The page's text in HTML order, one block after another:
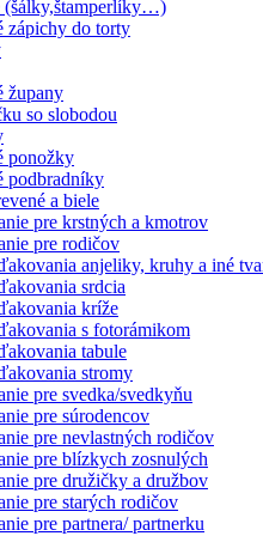
(šálky,štamperlíky…)
zápichy do torty
župany
so slobodou
ponožky
podbradníky
a biele
pre krstných a kmotrov
pre rodičov
anjeliky, kruhy a iné
srdcia
kríže
s fotorámikom
tabule
stromy
pre svedka/svedkyňu
pre súrodencov
pre nevlastných rodičov
pre blízkych zosnulých
pre družičky a družbov
pre starých rodičov
pre partnera/ partnerku